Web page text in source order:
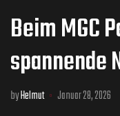
Beim MGC
spannende
byHelmut Januar 28, 2026